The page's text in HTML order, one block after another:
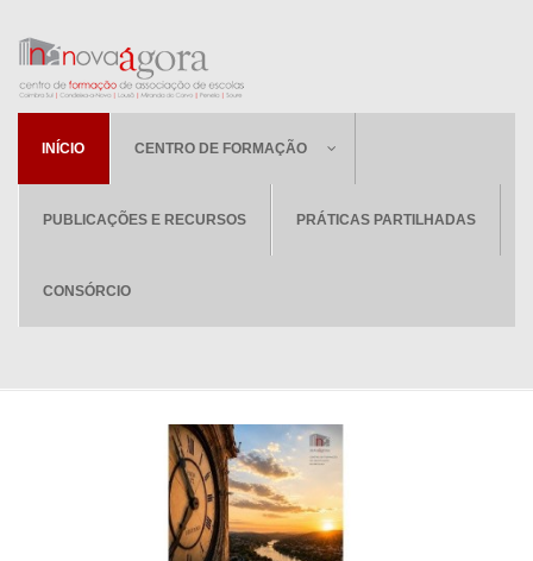
INÍCIO CENTRO DE FORMAÇÃO
PUBLICAÇÕES E RECURSOS PRÁTICAS PARTILHADAS
CONSÓRCIO